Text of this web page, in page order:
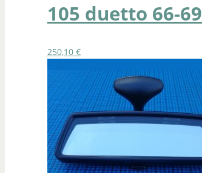
105 duetto 66-69
250,10 €